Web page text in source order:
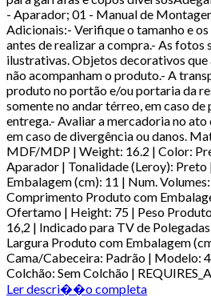
- Aparador; 01 - Manual de
Adicionais:- Verifique o tamanho e
antes de realizar a compra.- As fotos
ilustrativas. Objetos decorativos que
não acompanham o produto.- A
produto no portão e/ou portaria da
somente no andar térreo, em caso de
entrega.- Avaliar a mercadoria no
em caso de divergência ou danos.
MDF/MDP | Weight: 16.2 | Color:
Aparador | Tonalidade (Leroy):
Embalagem (cm): 11 | Num.
Comprimento Produto com
Ofertamo | Height: 75 | Peso
16,2 | Indicado para TV de
Largura Produto com Embalagem
Cama/Cabeceira: Padrão | Modelo:
Colchão: Sem Colchão |
Ler descri��o completa